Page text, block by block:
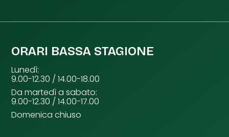
ORARI BASSA STAGIONE
Lunedì:
9.00-12.30 / 14.00-18.00
Da martedì a sabato:
9.00-12.30 / 14.00-17.00
Domenica chiuso